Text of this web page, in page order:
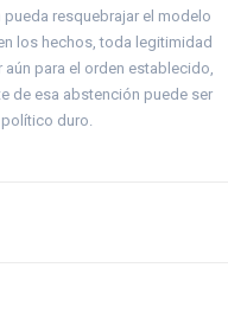
resquebrajar el modelo
los hechos, toda legitimidad
aún para el orden establecido,
de esa abstención puede ser
duro.